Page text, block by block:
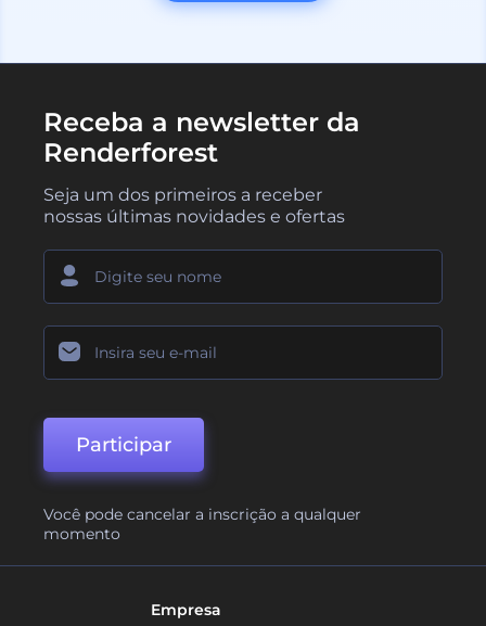
Receba a newsletter da
Renderforest
Seja um dos primeiros a receber
nossas últimas novidades e ofertas
Participar
Você pode cancelar a inscrição a qualquer
momento
Empresa